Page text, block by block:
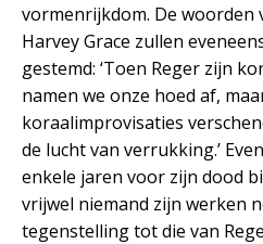
vormenrijkdom. De woorden
Harvey Grace zullen
gestemd: ‘Toen Reger zijn
namen we onze hoed af,
koraalimprovisaties
de lucht van verrukking.’
enkele jaren voor zijn dood
vrijwel niemand zijn werken
tegenstelling tot die van